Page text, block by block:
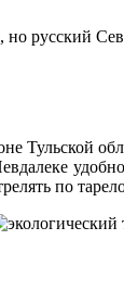
но русский
Тульской
по